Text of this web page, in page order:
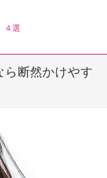
４選
断然かけやす